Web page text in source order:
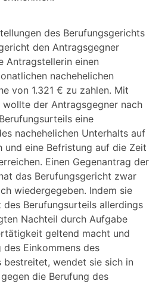
des Berufungsgerichts
den Antragsgegner
Antragstellerin einen
nachehelichen
von 1.321 € zu zahlen. Mit
wollte der Antragsgegner nach
eine
nachehelichen Unterhalts auf
und eine Befristung auf die Zeit
Einen Gegenantrag der
das Berufungsgericht zwar
wiedergegeben. Indem sie
des Berufungsurteils allerdings
Nachteil durch Aufgabe
geltend macht und
des Einkommens des
bestreitet, wendet sie sich in
die Berufung des